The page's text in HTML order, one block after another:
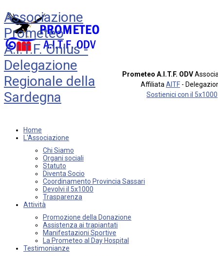
Associazione
Prometeo
A.I.T.F. Onlus -
Delegazione
Regionale della
Sardegna
Prometeo A.I.T.F. ODV
Affiliata AITF -
Sostienici con il 5x1000
Home
L'Associazione
Chi Siamo
Organi sociali
Statuto
Diventa Socio
Coordinamento Provincia Sassari
Devolvi il 5x1000
Trasparenza
Attività
Promozione della Donazione
Assistenza ai trapiantati
Manifestazioni Sportive
La Prometeo al Day Hospital
Testimonianze